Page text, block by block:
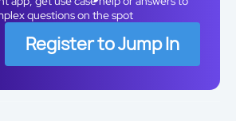
complex questions on the spot
Register to Jump In